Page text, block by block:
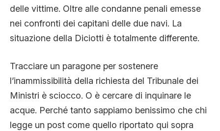
delle vittime. Oltre alle condanne penali emesse
nei confronti dei capitani delle due navi. La
situazione della Diciotti è totalmente differente.
Tracciare un paragone per sostenere
l’inammissibilità della richiesta del Tribunale dei
Ministri è sciocco. O è cercare di inquinare le
acque. Perché tanto sappiamo benissimo che chi
legge un post come quello riportato qui sopra